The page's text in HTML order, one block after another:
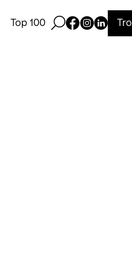
Top 100 Ouvrir la barre de
PagePagePage